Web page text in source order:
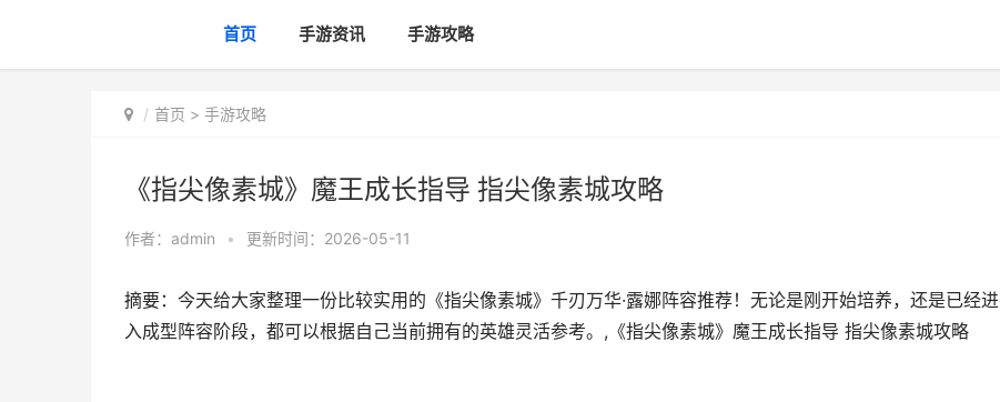
首页 手游资讯 手游攻略
首页 > 手游攻略
《指尖像素城》魔王成长指导 指尖像素城攻略
作者： admin • 更新时间：2026-05-11
摘要：今天给大家整理一份比较实用的《指尖像素城》千刃万华·露娜阵容推荐！无论是刚开始培养，还是已经进
入成型阵容阶段，都可以根据自己当前拥有的英雄灵活参考。,《指尖像素城》魔王成长指导 指尖像素城攻略